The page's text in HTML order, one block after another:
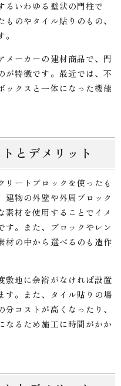
るいわゆる壁状の門柱で
のやタイル貼りのもの、
メーカーの建材商品で、門
が特徴です。最近では、不
ックスと一体になった機能
とデメリット
リートブロックを使ったも
建物の外壁や外周ブロック
素材を使用することでイメ
す。また、ブロックやレン
材の中から選べるのも造作
敷地に余裕がなければ設置
す。また、タイル貼りの場
コストが高くなったり、
なるため施工に時間がかか